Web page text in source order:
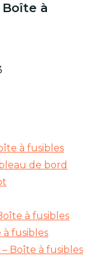
Boîte à
à fusibles
de bord
à fusibles
à fusibles
Boîte à fusibles